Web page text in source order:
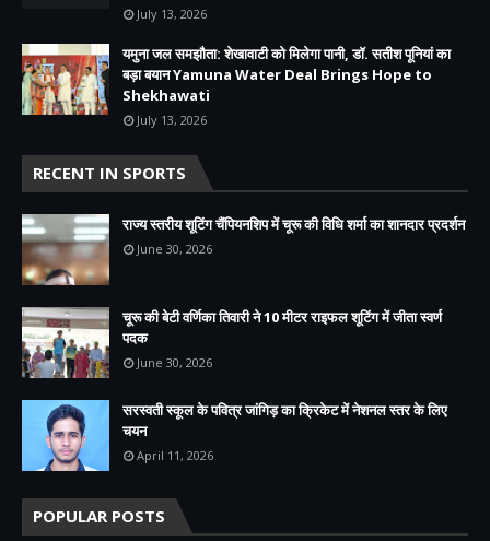
July 13, 2026
यमुना जल समझौता: शेखावाटी को मिलेगा पानी, डॉ. सतीश पूनियां का
बड़ा बयान Yamuna Water Deal Brings Hope to
Shekhawati
July 13, 2026
RECENT IN SPORTS
राज्य स्तरीय शूटिंग चैंपियनशिप में चूरू की विधि शर्मा का शानदार प्रदर्शन
June 30, 2026
चूरू की बेटी वर्णिका तिवारी ने 10 मीटर राइफल शूटिंग में जीता स्वर्ण
पदक
June 30, 2026
सरस्वती स्कूल के पवित्र जांगिड़ का क्रिकेट में नेशनल स्तर के लिए
चयन
April 11, 2026
POPULAR POSTS